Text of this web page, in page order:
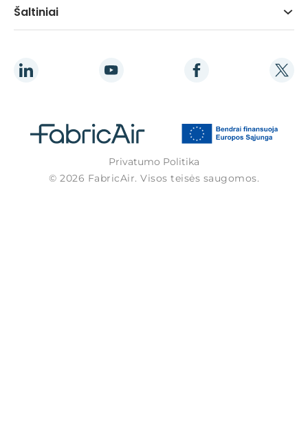
Šaltiniai
© 2026 FabricAir. Visos teisės saugomos.
Privatumo Politika